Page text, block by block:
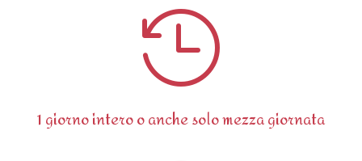

1 giorno intero o anche solo mezza giornata